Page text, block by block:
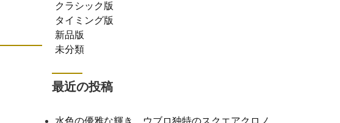
クラシック版
タイミング版
新品版
未分類
最近の投稿
水色の優雅な輝き、ウブロ独特のスクエアクロノ